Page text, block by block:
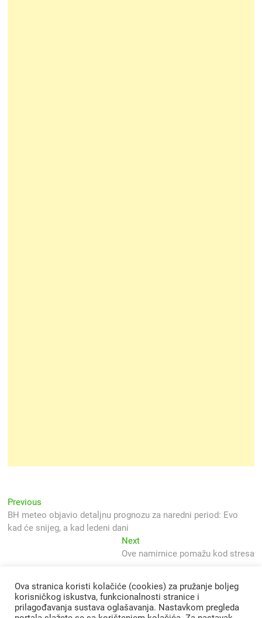
Navigacija
objava
Previous
post:
BH meteo objavio detaljnu prognozu za naredni period: Evo
kad će snijeg, a kad ledeni dani
NextNext
post:
Ove namirnice pomažu kod stresa
Ova stranica koristi kolačiće (cookies) za pružanje boljeg
korisničkog iskustva, funkcionalnosti stranice i
prilagođavanja sustava oglašavanja. Nastavkom pregleda